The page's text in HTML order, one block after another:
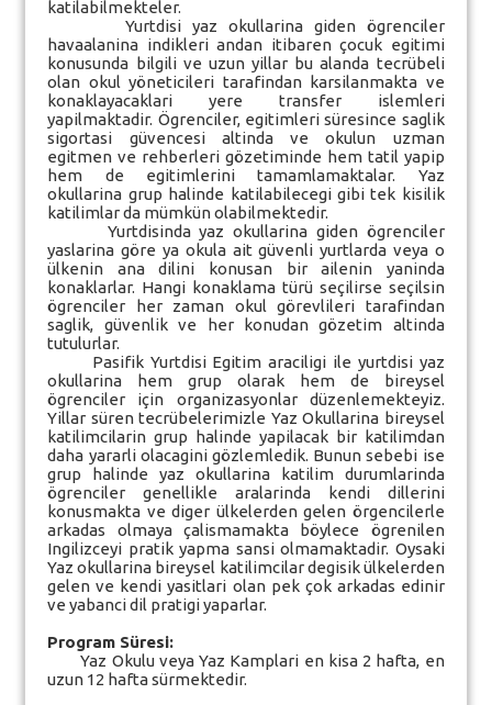
katilabilmekteler.
Yurtdisi yaz okullarina giden ögrenciler
havaalanina indikleri andan itibaren çocuk egitimi
konusunda bilgili ve uzun yillar bu alanda tecrübeli
olan okul yöneticileri tarafindan karsilanmakta ve
konaklayacaklari yere transfer islemleri
yapilmaktadir. Ögrenciler, egitimleri süresince saglik
sigortasi güvencesi altinda ve okulun uzman
egitmen ve rehberleri gözetiminde hem tatil yapip
hem de egitimlerini tamamlamaktalar. Yaz
okullarina grup halinde katilabilecegi gibi tek kisilik
katilimlar da mümkün olabilmektedir.
Yurtdisinda yaz okullarina giden ögrenciler
yaslarina göre ya okula ait güvenli yurtlarda veya o
ülkenin ana dilini konusan bir ailenin yaninda
konaklarlar. Hangi konaklama türü seçilirse seçilsin
ögrenciler her zaman okul görevlileri tarafindan
saglik, güvenlik ve her konudan gözetim altinda
tutulurlar.
Pasifik Yurtdisi Egitim araciligi ile yurtdisi yaz
okullarina hem grup olarak hem de bireysel
ögrenciler için organizasyonlar düzenlemekteyiz.
Yillar süren tecrübelerimizle Yaz Okullarina bireysel
katilimcilarin grup halinde yapilacak bir katilimdan
daha yararli olacagini gözlemledik. Bunun sebebi ise
grup halinde yaz okullarina katilim durumlarinda
ögrenciler genellikle aralarinda kendi dillerini
konusmakta ve diger ülkelerden gelen örgencilerle
arkadas olmaya çalismamakta böylece ögrenilen
Ingilizceyi pratik yapma sansi olmamaktadir. Oysaki
Yaz okullarina bireysel katilimcilar degisik ülkelerden
gelen ve kendi yasitlari olan pek çok arkadas edinir
ve yabanci dil pratigi yaparlar.
Program Süresi:
Yaz Okulu veya Yaz Kamplari en kisa 2 hafta, en
uzun 12 hafta sürmektedir.